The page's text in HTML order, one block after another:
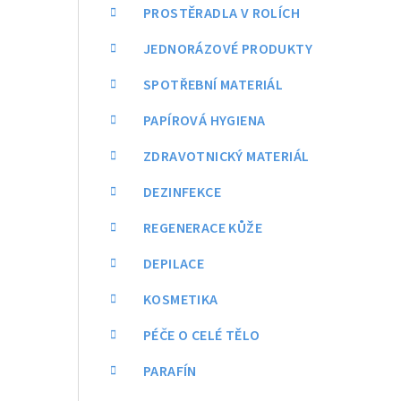
PROSTĚRADLA V ROLÍCH
JEDNORÁZOVÉ PRODUKTY
SPOTŘEBNÍ MATERIÁL
PAPÍROVÁ HYGIENA
ZDRAVOTNICKÝ MATERIÁL
DEZINFEKCE
REGENERACE KŮŽE
DEPILACE
KOSMETIKA
PÉČE O CELÉ TĚLO
PARAFÍN